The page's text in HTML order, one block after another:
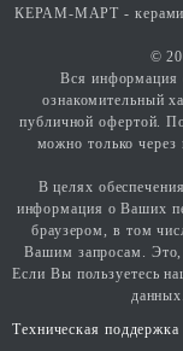
КЕРАМ-МАРТ -
©
Вся информация
ознакомительный
публичной офертой.
можно только
В целях
информация о Ваших
браузером, в том
Вашим запросам.
Если Вы пользуетесь
данных.
Техническая поддержка